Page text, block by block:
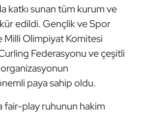
katkı sunan tüm kurum ve
edildi. Gençlik ve Spor
Milli Olimpiyat Komitesi
Federasyonu ve çeşitli
paya sahip oldu.
fair-play ruhunun hakim